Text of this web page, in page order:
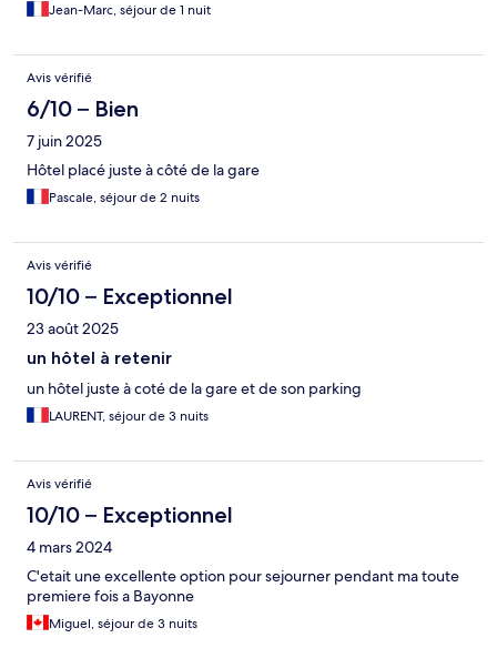
Jean-Marc, séjour de 1 nuit
Avis vérifié
6/10 – Bien
7 juin 2025
Hôtel placé juste à côté de la gare
Pascale, séjour de 2 nuits
Avis vérifié
10/10 – Exceptionnel
23 août 2025
un hôtel à retenir
un hôtel juste à coté de la gare et de son parking
LAURENT, séjour de 3 nuits
Avis vérifié
10/10 – Exceptionnel
4 mars 2024
C'etait une excellente option pour sejourner pendant ma toute
premiere fois a Bayonne
Miguel, séjour de 3 nuits